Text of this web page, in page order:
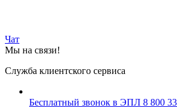
Чат
Мы на связи!
Служба клиентского сервиса
Бесплатный звонок в ЭПЛ 8 800